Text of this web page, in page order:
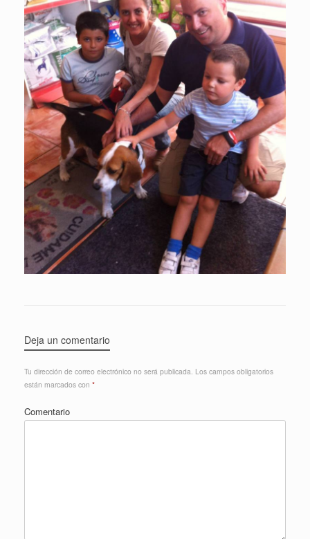
Deja un comentario
Tu dirección de correo electrónico no será publicada. Los campos obligatorios
están marcados con *
Comentario